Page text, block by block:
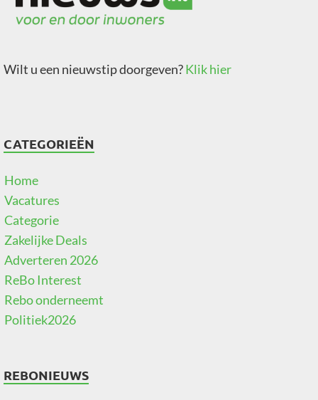
Wilt u een nieuwstip doorgeven?Klik hier
CATEGORIEËN
Home
Vacatures
Categorie
Zakelijke Deals
Adverteren 2026
ReBo Interest
Rebo onderneemt
Politiek2026
REBONIEUWS